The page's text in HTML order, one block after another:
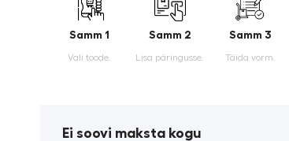
Samm 1
Vali toode.
Samm 2
Lisa päringusse.
Samm 3
Täida vorm.
Ei soovi maksta kogu